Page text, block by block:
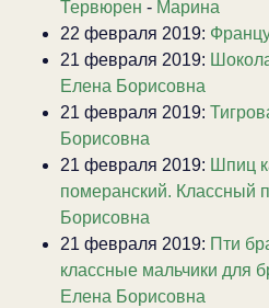
Тервюрен - Марина
22 февраля 2019:
21 февраля 2019:
Елена Борисовна
21 февраля 2019:
Борисовна
21 февраля 2019: Шпиц
померанский. Классный
Борисовна
21 февраля 2019: Пти
классные мальчики для
Елена Борисовна